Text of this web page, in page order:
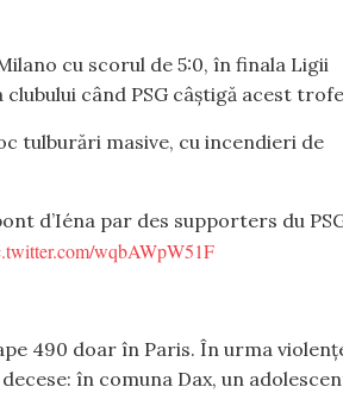
cu scorul de 5:0, în finala Ligii
când PSG câștigă acest
tulburări masive, cu incendieri de
d’Iéna par des supporters du
wqbAWpW51F
490 doar în Paris. În urma
în comuna Dax, un